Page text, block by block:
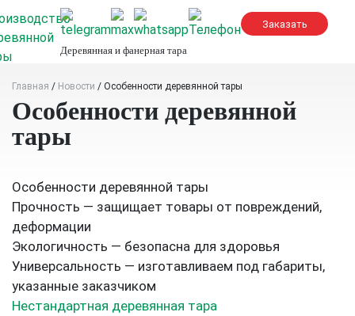
to
content
Деревянная и фанерная тара
Главная / Новости / Особенности деревянной тары
Особенности деревянной
тары
Особенности деревянной тары
Прочность — защищает товары от повреждений,
деформации
Экологичность — безопасна для здоровья
Универсальность — изготавливаем под габариты,
указанные заказчиком
Нестандартная деревянная тара